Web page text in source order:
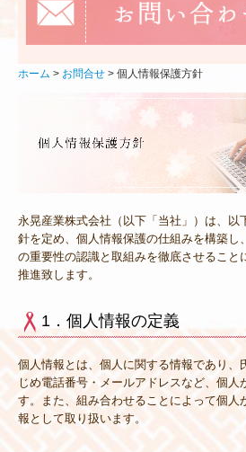
草履
お問合せ
個人情報保護方針
ホーム お問合せ 個人情報保護方針
永晃産業株式会社（以下「当社」）は、以
針を定め、個人情報保護の仕組みを構築し
の重要性の認識と取組みを徹底させること
推進致します。
1．個人情報の定義
個人情報とは、個人に関する情報であり、
じめ電話番号・メールアドレスなど、個人
す。また、組み合わせることによって個人
報として取り扱います。